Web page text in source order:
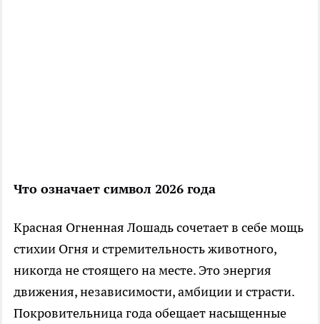
Что означает символ 2026 года
Красная Огненная Лошадь сочетает в себе мощь
стихии Огня и стремительность животного,
никогда не стоящего на месте. Это энергия
движения, независимости, амбиции и страсти.
Покровительница года обещает насыщенные